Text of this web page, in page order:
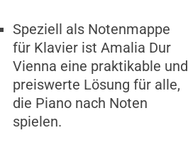
Speziell als Notenmappe
für Klavier ist Amalia Dur
Vienna eine praktikable und
preiswerte Lösung für alle,
die Piano nach Noten
spielen.